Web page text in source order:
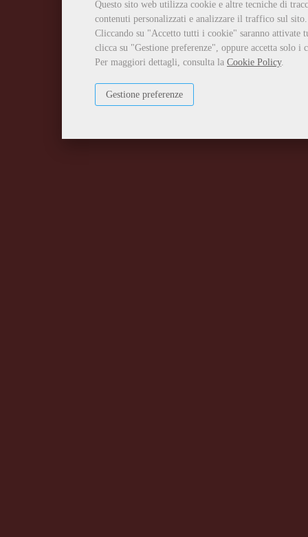
Questo sito web utilizza cookie e altre tecniche di
contenuti personalizzati e analizzare il traffico sul sito.
Cliccando su "Accetto tutti i cookie" saranno attivate
clicca su "Gestione preferenze", oppure accetta solo
Per maggiori dettagli, consulta la Cookie Policy.
Gestione preferenze